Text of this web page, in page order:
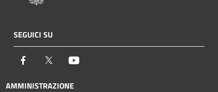
SEGUICI SU
Facebook Twitter
AMMINISTRAZIONE